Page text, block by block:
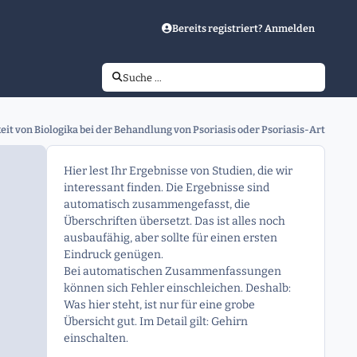
Bereits registriert? Anmelden
Suche …
Biologika bei der Behandlung von Psoriasis oder Psoriasis-
Hier lest Ihr Ergebnisse von Studien, die wir
interessant finden. Die Ergebnisse sind
automatisch zusammengefasst, die
Überschriften übersetzt. Das ist alles noch
ausbaufähig, aber sollte für einen ersten
Eindruck genügen.
Bei automatischen Zusammenfassungen
können sich Fehler einschleichen. Deshalb:
Was hier steht, ist nur für eine grobe
Übersicht gut. Im Detail gilt: Gehirn
einschalten.